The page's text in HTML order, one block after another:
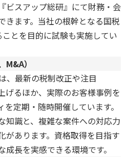
ビスアップ総研』にて財務・会
きます。当社の根幹となる国税
とを目的に試験も実施してい
）
、最新の税制改正や注目
げるほか、実際のお客様事例を
定期・随時開催しています。
知識と、複雑な案件への対応力
があります。資格取得を目指す
長を実感できる環境です。